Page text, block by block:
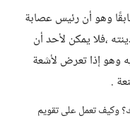
وهو أن رئيس عصابة
،فلا يمكن لأحد أن
وهو إذا تعرض لأشعة
.
وكيف تعمل على تقويم